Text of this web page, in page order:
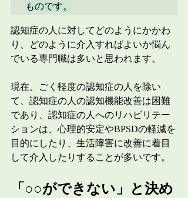
ものです。
認知症の人に対してどのようにかかわ
り、どのように介入すればよいか悩ん
でいる専門職は多いと思われます。
現在、ごく軽度の認知症の人を除い
て、認知症の人の認知機能改善は困難
であり、認知症の人へのリハビリテー
ションは、心理的安定やBPSDの軽減を
目的にしたり、生活障害に改善に着目
して介入したりすることが多いです。
「○○ができない」と決め